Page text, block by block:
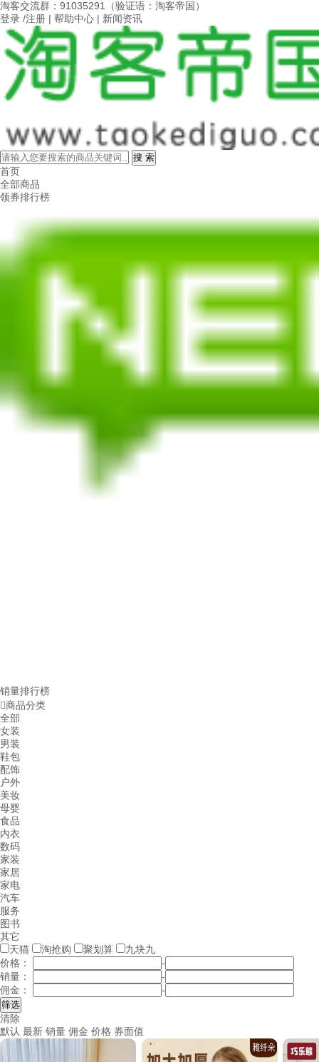
淘客交流群：91035291（验证语：淘客帝国）
登录 /注册 | 帮助中心 | 新闻资讯
首页
全部商品
领券排行榜
销量排行榜
商品分类
全部
女装
男装
鞋包
配饰
户外
美妆
母婴
食品
内衣
数码
家装
家居
家电
汽车
服务
图书
其它
天猫
淘抢购 聚划算
九块九
价格：
-
销量：
-
佣金：
-
清除
默认 最新 销量 佣金 价格 券面值